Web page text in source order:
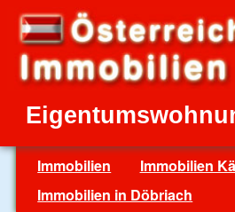
Immobilien
Immobilien
Immobilien in Döbriach